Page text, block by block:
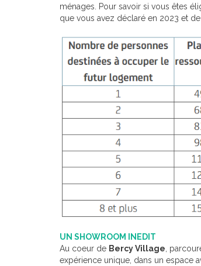
ménages. Pour savoir si vous êtes
que vous avez déclaré en 2023 et
UN SHOWROOM INEDIT
Au coeur de Bercy Village,
expérience unique, dans un espace